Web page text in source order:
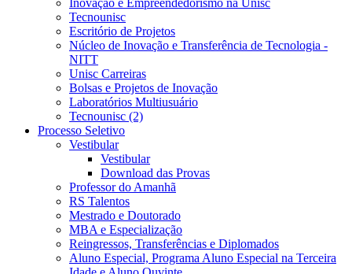
Inovação e Empreendedorismo na Unisc
Tecnounisc
Escritório de Projetos
Núcleo de Inovação e Transferência de Tecnologia -
NITT
Unisc Carreiras
Bolsas e Projetos de Inovação
Laboratórios Multiusuário
Tecnounisc (2)
Processo Seletivo
Vestibular
Vestibular
Download das Provas
Professor do Amanhã
RS Talentos
Mestrado e Doutorado
MBA e Especialização
Reingressos, Transferências e Diplomados
Aluno Especial, Programa Aluno Especial na Terceira